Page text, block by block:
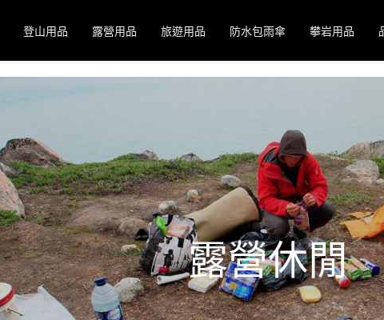
登山用品 露營用品 旅遊用品 防水包雨傘 攀岩用品
露營休閒